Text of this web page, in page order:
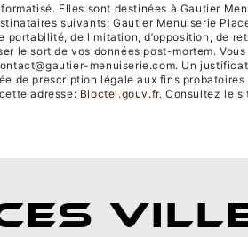
Elles sont destinées à Gautier
suivants: Gautier Menuiserie
portabilité, de limitation, d’opposition, de
le sort de vos données post-mortem.
menuiserie.com. Un
de prescription légale aux fins probatoires
adresse: Bloctel.gouv.fr. Consultez le